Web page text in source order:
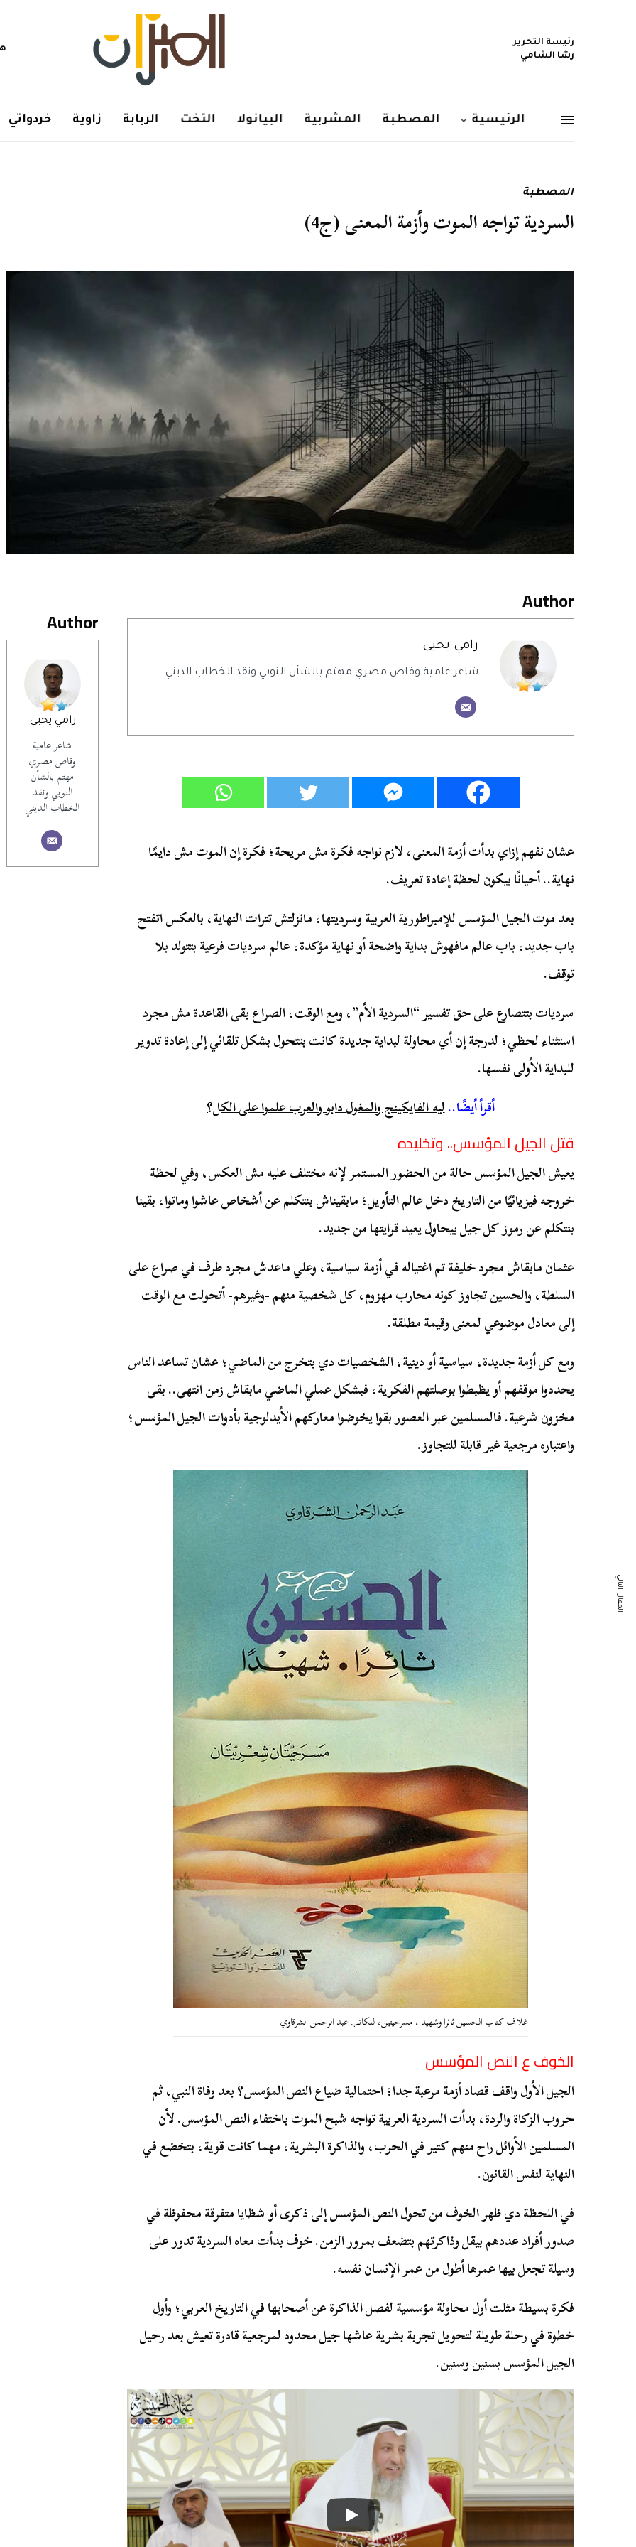
رئيسة التحرير
رشا الشامي
الرئيسية المصطبة المشربية البيانولا التخت الربابة زاوية خردواتي
المصطبة
السردية تواجه الموت وأزمة المعنى (ج4)
Author
رامي يحيى
شاعر عامية
وقاص مصري
مهتم بالشأن
النوبي ونقد
الخطاب الديني
Author
رامي يحيى
شاعر عامية وقاص مصري مهتم بالشأن النوبي ونقد الخطاب الديني
عشان نفهم إزاي بدأت أزمة المعنى، لازم نواجه فكرة مش مريحة؛ فكرة إن الموت مش دايمًا
نهاية.. أحيانًا بيكون لحظة إعادة تعريف.
بعد موت الجيل المؤسس للإمبراطورية العربية وسرديتها، مانزلتش تترات النهاية، بالعكس اتفتح
باب جديد، باب عالم مافهوش بداية واضحة أو نهاية مؤكدة، عالم سرديات فرعية بتتولد بلا
توقف.
سرديات بتتصارع على حق تفسير “السردية الأم”، ومع الوقت، الصراع بقى القاعدة مش مجرد
استثناء لحظي؛ لدرجة إن أي محاولة لبداية جديدة كانت بتتحول بشكل تلقائي إلى إعادة تدوير
للبداية الأولى نفسها.
أقرأ أيضًا..ليه الفايكينج والمغول دابو والعرب علموا على الكل؟
قتل الجيل المؤسس.. وتخليده
يعيش الجيل المؤسس حالة من الحضور المستمر لإنه مختلف عليه مش العكس، وفي لحظة
خروجه فيزيائيًا من التاريخ دخل عالم التأويل؛ مابقيناش بنتكلم عن أشخاص عاشوا وماتوا، بقينا
بنتكلم عن رموز كل جيل بيحاول يعيد قرايتها من جديد.
عثمان مابقاش مجرد خليفة تم اغتياله في أزمة سياسية، وعلي ماعدش مجرد طرف في صراع على
السلطة، والحسين تجاوز كونه محارب مهزوم، كل شخصية منهم -وغيرهم- أتحولت مع الوقت
إلى معادل موضوعي لمعنى وقيمة مطلقة.
ومع كل أزمة جديدة، سياسية أو دينية، الشخصيات دي بتخرج من الماضي؛ عشان تساعد الناس
يحددوا موقفهم أو يظبطوا بوصلتهم الفكرية، فبشكل عملي الماضي مابقاش زمن انتهى.. بقى
مخزون شرعية. فالمسلمين عبر العصور بقوا يخوضوا معاركهم الأيدلوجية بأدوات الجيل المؤسس؛
واعتباره مرجعية غير قابلة للتجاوز.
غلاف كتاب الحسين ثائرا وشهيدا، مسرحيتين، للكاتب عبد الرحمن الشرقاوي
الخوف ع النص المؤسس
الجيل الأول واقف قصاد أزمة مرعبة جدا؛ احتمالية ضياع النص المؤسس؟ بعد وفاة النبي، ثم
حروب الزكاة والردة، بدأت السردية العربية تواجه شبح الموت باختفاء النص المؤسس. لأن
المسلمين الأوائل راح منهم كتير في الحرب، والذاكرة البشرية، مهما كانت قوية، بتخضع في
النهاية لنفس القانون.
في اللحظة دي ظهر الخوف من تحول النص المؤسس إلى ذكرى أو شظايا متفرقة محفوظة في
صدور أفراد عددهم بيقل وذاكرتهم بتضعف بمرور الزمن. خوف بدأت معاه السردية تدور على
وسيلة تجعل بيها عمرها أطول من عمر الإنسان نفسه.
فكرة بسيطة مثلت أول محاولة مؤسسية لفصل الذاكرة عن أصحابها في التاريخ العربي؛ وأول
خطوة في رحلة طويلة لتحويل تجربة بشرية عاشها جيل محدود لمرجعية قادرة تعيش بعد رحيل
الجيل المؤسس بسنين وسنين.
المقال التالي